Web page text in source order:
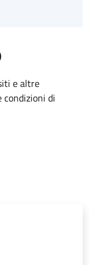
e altre
di